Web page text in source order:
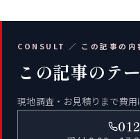
CONSULT ／ この記事の内
この記事のテ
現地調査・お見積りまで費用